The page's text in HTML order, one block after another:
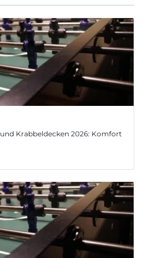
Krabbeldecken 2026: Komfort